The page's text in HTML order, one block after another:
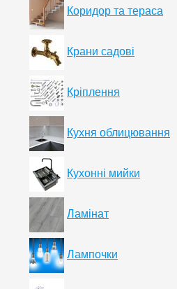
Коридор та тераса
Крани садові
Кріплення
Кухня облицювання
Кухонні мийки
Ламінат
Лампочки